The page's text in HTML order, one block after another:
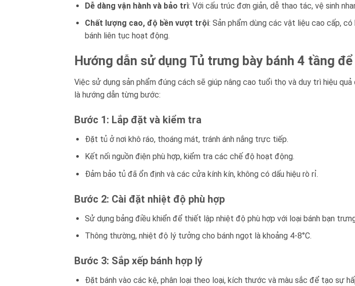
Dễ dàng vận hành và bảo trì: Với cấu trúc đơn giản, dễ thao tác, vệ sinh
Chất lượng cao, độ bền vượt trội: Sản phẩm dùng các vật liệu cao cấp,
bánh liên tục hoạt động.
Hướng dẫn sử dụng Tủ trưng bày bánh 4 tầng
Việc sử dụng sản phẩm đúng cách sẽ giúp nâng cao tuổi thọ và duy trì hiệu quả
là hướng dẫn từng bước:
Bước 1: Lắp đặt và kiểm tra
Đặt tủ ở nơi khô ráo, thoáng mát, tránh ánh nắng trực tiếp.
Kết nối nguồn điện phù hợp, kiểm tra các chế độ hoạt động.
Đảm bảo tủ đã ổn định và các cửa kính kín, không có dấu hiệu rò rỉ.
Bước 2: Cài đặt nhiệt độ phù hợp
Sử dụng bảng điều khiển để thiết lập nhiệt độ phù hợp với loại bánh bạn
Thông thường, nhiệt độ lý tưởng cho bánh ngọt là khoảng 4-8°C.
Bước 3: Sắp xếp bánh hợp lý
Đặt bánh vào các kệ, phân loại theo loại, kích thước và màu sắc để tạo sự